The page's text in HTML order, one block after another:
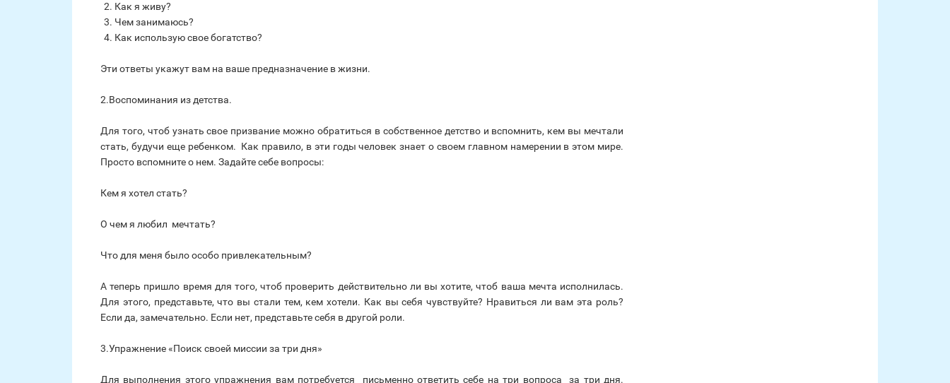
Как я живу?
Чем занимаюсь?
Как использую свое богатство?
Эти ответы укажут вам на ваше предназначение в жизни.
2.Воспоминания из детства.
Для того, чтоб узнать свое призвание можно обратиться в собственное детство и вспомнить, кем вы мечтали
стать, будучи еще ребенком. Как правило, в эти годы человек знает о своем главном намерении в этом мире.
Просто вспомните о нем. Задайте себе вопросы:
Кем я хотел стать?
О чем я любил мечтать?
Что для меня было особо привлекательным?
А теперь пришло время для того, чтоб проверить действительно ли вы хотите, чтоб ваша мечта исполнилась.
Для этого, представьте, что вы стали тем, кем хотели. Как вы себя чувствуйте? Нравиться ли вам эта роль?
Если да, замечательно. Если нет, представьте себя в другой роли.
3.Упражнение «Поиск своей миссии за три дня»
Для выполнения этого упражнения вам потребуется письменно ответить себе на три вопроса за три дня.